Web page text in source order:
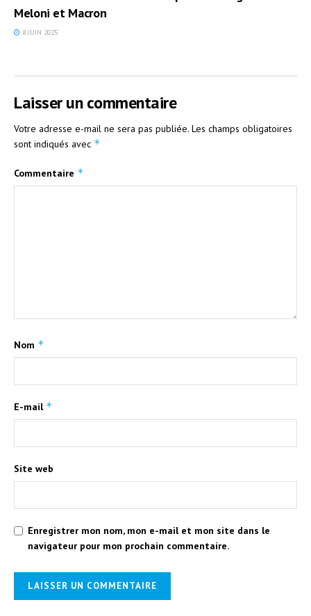
Meloni et Macron
8 JUIN 2025
Laisser un commentaire
Votre adresse e-mail ne sera pas publiée. Les champs obligatoires
sont indiqués avec *
Commentaire *
Nom *
E-mail *
Site web
Enregistrer mon nom, mon e-mail et mon site dans le
navigateur pour mon prochain commentaire.